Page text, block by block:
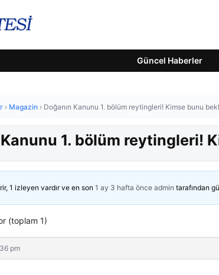
Güncel Haberler
› Magazin › Doğanın Kanunu 1. bölüm reytingleri! Kimse bunu
Kanunu 1. bölüm reytingleri!
1 izleyen vardır ve en son 1 ay 3 hafta önce admin tarafından
(toplam 1)
pm